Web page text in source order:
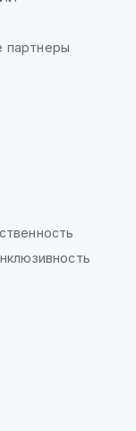
партнеры